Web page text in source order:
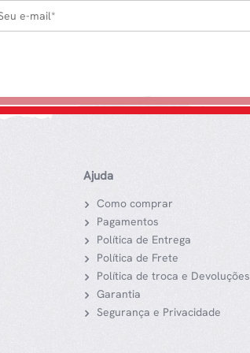
Ajuda
Como comprar
Pagamentos
Política de Entrega
Política de Frete
Política de troca e Devoluções
Garantia
Segurança e Privacidade